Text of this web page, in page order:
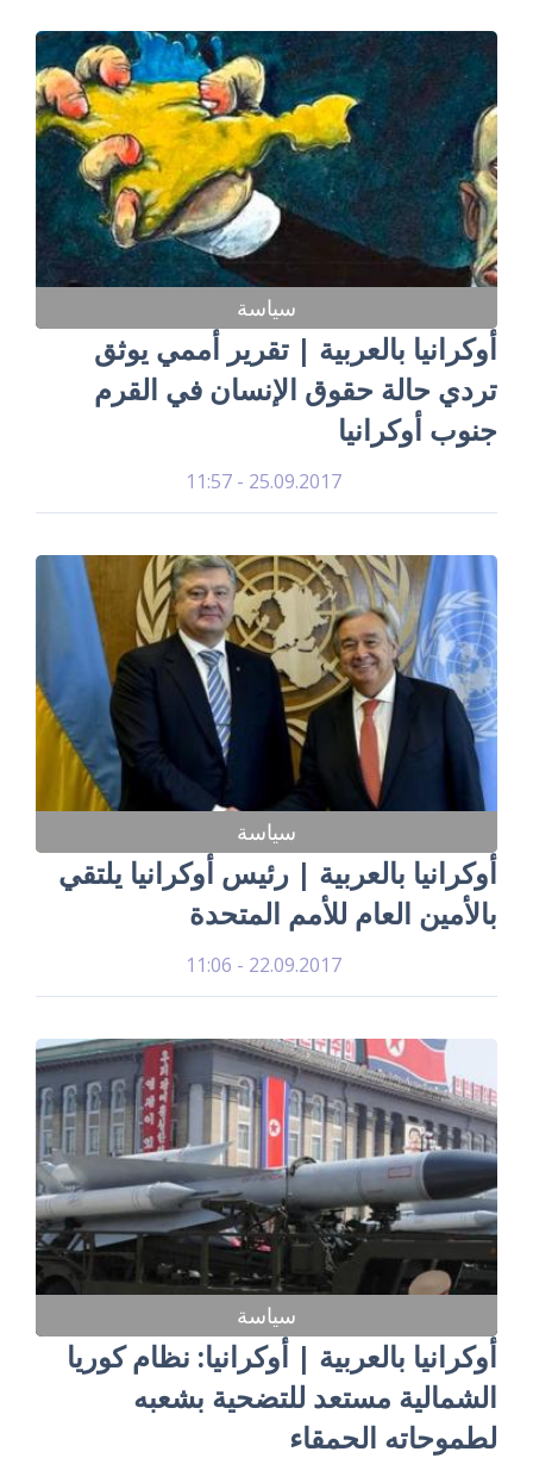
سياسة
أوكرانيا بالعربية | تقرير أممي يوثق
تردي حالة حقوق الإنسان في القرم
جنوب أوكرانيا
25.09.2017 - 11:57
سياسة
أوكرانيا بالعربية | رئيس أوكرانيا يلتقي
بالأمين العام للأمم المتحدة
22.09.2017 - 11:06
سياسة
أوكرانيا بالعربية | أوكرانيا: نظام كوريا
الشمالية مستعد للتضحية بشعبه
لطموحاته الحمقاء